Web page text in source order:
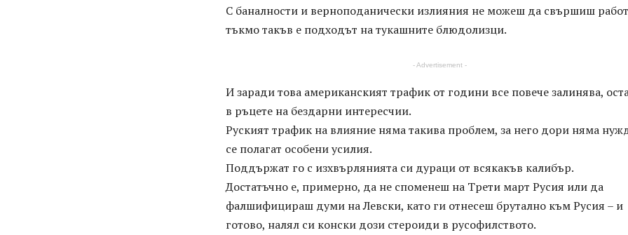
С баналности и верноподанически излияния не можеш да свършиш
тъкмо такъв е подходът на тукашните блюдолизци.
- Advertisement -
И заради това американският трафик от години все повече залинява,
в ръцете на бездарни интересчии.
Руският трафик на влияние няма такива проблем, за него дори няма
се полагат особени усилия.
Поддържат го с изхвърлянията си дураци от всякакъв калибър.
Достатъчно е, примерно, да не споменеш на Трети март Русия или да
фалшифицираш думи на Левски, като ги отнесеш брутално към Русия – и
готово, налял си конски дози стероиди в русофилството.